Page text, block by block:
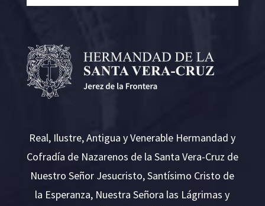
Real, Ilustre, Antigua y Venerable Hermandad y
Cofradía de Nazarenos de la Santa Vera-Cruz de
Nuestro Señor Jesucristo, Santísimo Cristo de
la Esperanza, Nuestra Señora las Lágrimas y